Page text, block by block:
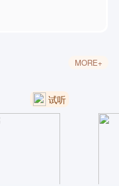
MORE+
试听